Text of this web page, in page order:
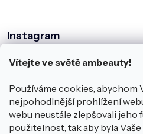
Vítejte ve světě ambeauty!
Používáme cookies, abychom
nejpohodlnější prohlížení
webu neustále zlepšovali jeho
použitelnost, tak aby byla
Instagram